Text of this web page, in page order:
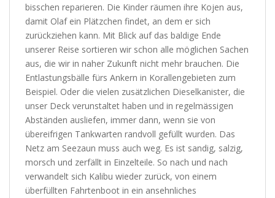
bisschen reparieren. Die Kinder räumen ihre Kojen aus,
damit Olaf ein Plätzchen findet, an dem er sich
zurückziehen kann. Mit Blick auf das baldige Ende
unserer Reise sortieren wir schon alle möglichen Sachen
aus, die wir in naher Zukunft nicht mehr brauchen. Die
Entlastungsbälle fürs Ankern in Korallengebieten zum
Beispiel. Oder die vielen zusätzlichen Dieselkanister, die
unser Deck verunstaltet haben und in regelmässigen
Abständen ausliefen, immer dann, wenn sie von
übereifrigen Tankwarten randvoll gefüllt wurden. Das
Netz am Seezaun muss auch weg. Es ist sandig, salzig,
morsch und zerfällt in Einzelteile. So nach und nach
verwandelt sich Kalibu wieder zurück, von einem
überfüllten Fahrtenboot in ein ansehnliches